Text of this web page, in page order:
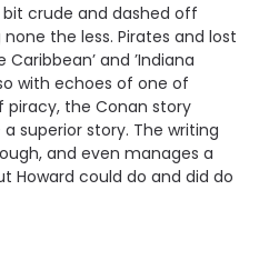
crude and dashed off
the less. Pirates and lost
and ’Indiana
with echoes of one of
piracy, the Conan story
a superior story. The writing
and even manages a
Howard could do and did do